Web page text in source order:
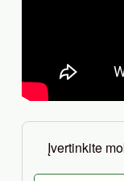
Įvertinkite